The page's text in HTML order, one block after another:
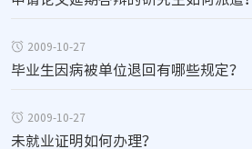
2009-10-27
毕业生因病被单位退回有哪些规定？
2009-10-27
未就业证明如何办理？